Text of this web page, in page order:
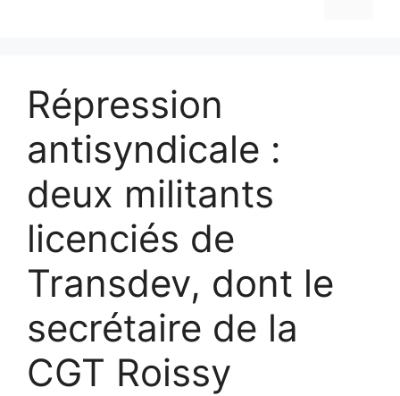
Répression
antisyndicale :
deux militants
licenciés de
Transdev, dont le
secrétaire de la
CGT Roissy